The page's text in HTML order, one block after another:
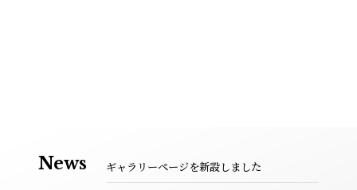
News ギャラリーページを新設しました